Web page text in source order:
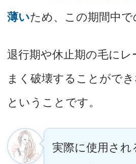
薄いため、この期間中
退行期や休止期の毛に
まく破壊することがで
ということです。
実際に使用さ